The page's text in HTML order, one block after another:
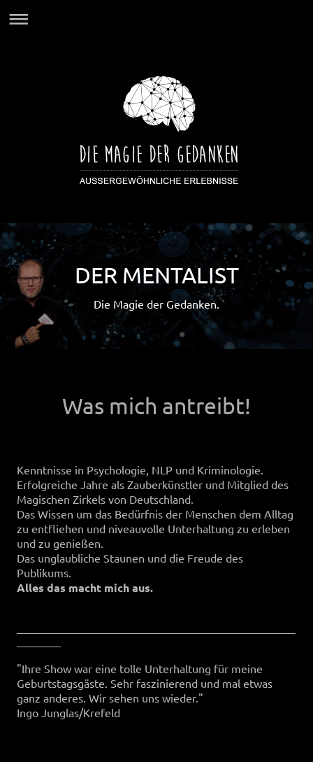
DER MENTALIST
Die Magie der Gedanken.
Was mich antreibt!
Kenntnisse in Psychologie, NLP und Kriminologie.
Erfolgreiche Jahre als Zauberkünstler und Mitglied des
Magischen Zirkels von Deutschland.
Das Wissen um das Bedürfnis der Menschen dem Alltag
zu entfliehen und niveauvolle Unterhaltung zu erleben
und zu genießen.
Das unglaubliche Staunen und die Freude des
Publikums.
Alles das macht mich aus.
"Ihre Show war eine tolle Unterhaltung für meine
Geburtstagsgäste. Sehr faszinierend und mal etwas
ganz anderes. Wir sehen uns wieder."
Ingo Junglas/Krefeld